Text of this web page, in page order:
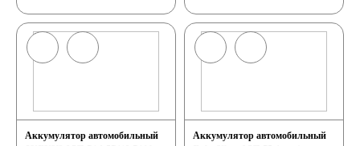
Аккумулятор автомобильный
Аккумулятор автомобильный